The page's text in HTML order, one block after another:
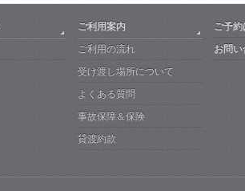
ご利用案内
ご利用の流れ
受け渡し場所について
よくある質問
事故保障＆保険
貸渡約款
ご予約
お問